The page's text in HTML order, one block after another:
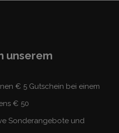
unserem
€ 5 Gutschein bei einem
€ 50
Sonderangebote und